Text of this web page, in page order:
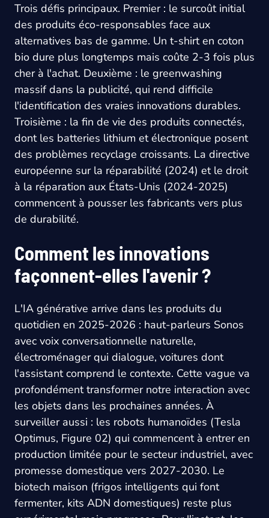
Trois défis principaux. Premier : le surcoût initial
des produits éco-responsables face aux
alternatives bas de gamme. Un t-shirt en coton
bio dure plus longtemps mais coûte 2-3 fois plus
cher à l'achat. Deuxième : le greenwashing
massif dans la publicité, qui rend difficile
l'identification des vraies innovations durables.
Troisième : la fin de vie des produits connectés,
dont les batteries lithium et électronique posent
des problèmes recyclage croissants. La directive
européenne sur la réparabilité (2024) et le droit
à la réparation aux États-Unis (2024-2025)
commencent à pousser les fabricants vers plus
de durabilité.
Comment les innovations
façonnent-elles l'avenir ?
L'IA générative arrive dans les produits du
quotidien en 2025-2026 : haut-parleurs Sonos
avec voix conversationnelle naturelle,
électroménager qui dialogue, voitures dont
l'assistant comprend le contexte. Cette vague va
profondément transformer notre interaction avec
les objets dans les prochaines années. À
surveiller aussi : les robots humanoïdes (Tesla
Optimus, Figure 02) qui commencent à entrer en
production limitée pour le secteur industriel, avec
promesse domestique vers 2027-2030. Le
biotech maison (frigos intelligents qui font
fermenter, kits ADN domestiques) reste plus